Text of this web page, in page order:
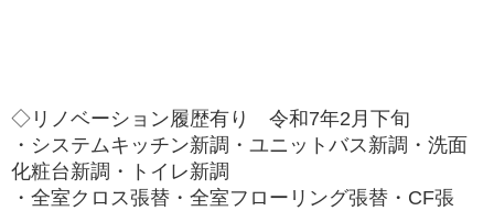
◇リノベーション履歴有り 令和7年2月下旬
・システムキッチン新調・ユニットバス新調・洗面
化粧台新調・トイレ新調
・全室クロス張替・全室フローリング張替・CF張